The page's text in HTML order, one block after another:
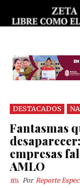
DESTACADOS
Fantasmas
empresas
AMLO
Por Reporte